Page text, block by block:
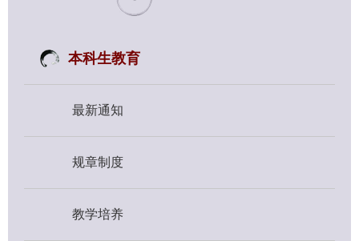
本科生教育
最新通知
规章制度
教学培养